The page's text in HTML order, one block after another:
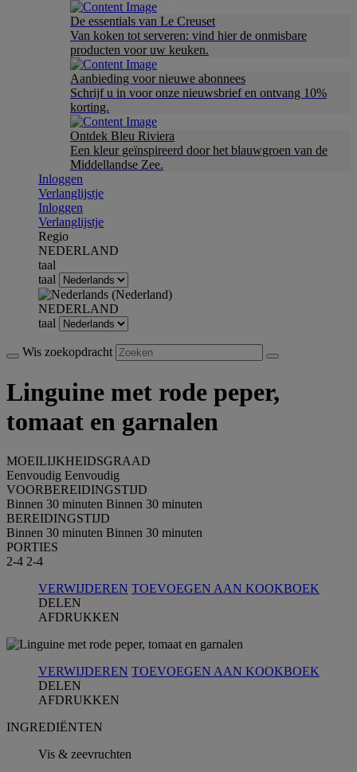
De essentials van Le Creuset
Van koken tot serveren: vind hier de onmisbare
producten voor uw keuken.
Aanbieding voor nieuwe abonnees
Schrijf u in voor onze nieuwsbrief en ontvang 10%
korting.
Ontdek Bleu Riviera
Een kleur geïnspireerd door het blauwgroen van de
Middellandse Zee.
Inloggen
Verlanglijstje
Inloggen
Verlanglijstje
Regio
NEDERLAND
taal
taal
NEDERLAND
taal
Wis zoekopdracht
Linguine met rode peper,
tomaat en garnalen
MOEILIJKHEIDSGRAAD
Eenvoudig Eenvoudig
VOORBEREIDINGSTIJD
Binnen 30 minuten Binnen 30 minuten
BEREIDINGSTIJD
Binnen 30 minuten Binnen 30 minuten
PORTIES
2-4 2-4
VERWIJDEREN TOEVOEGEN AAN KOOKBOEK
DELEN
AFDRUKKEN
VERWIJDEREN TOEVOEGEN AAN KOOKBOEK
DELEN
AFDRUKKEN
INGREDIЁNTEN
Vis & zeevruchten